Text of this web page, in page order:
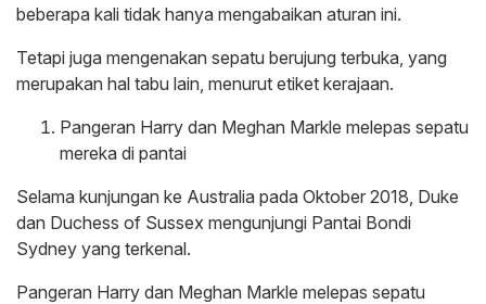
beberapa kali tidak hanya mengabaikan aturan ini.
Tetapi juga mengenakan sepatu berujung terbuka, yang
merupakan hal tabu lain, menurut etiket kerajaan.
Pangeran Harry dan Meghan Markle melepas sepatu
mereka di pantai
Selama kunjungan ke Australia pada Oktober 2018, Duke
dan Duchess of Sussex mengunjungi Pantai Bondi
Sydney yang terkenal.
Pangeran Harry dan Meghan Markle melepas sepatu